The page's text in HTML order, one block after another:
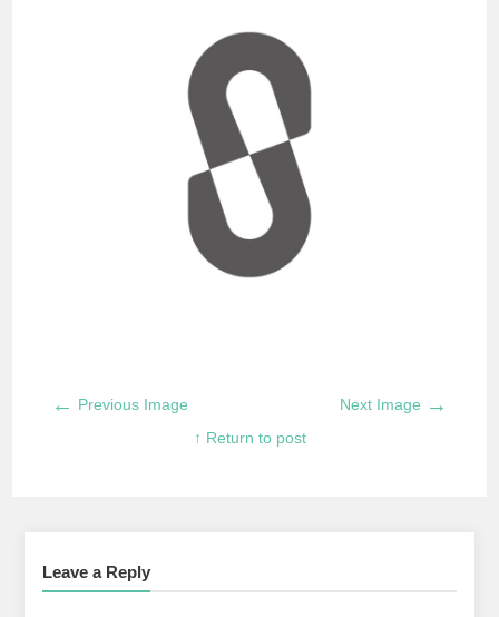
← Previous Image Next Image →
↑ Return to post
Leave a Reply